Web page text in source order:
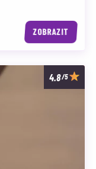
ZOBRAZIT
/5